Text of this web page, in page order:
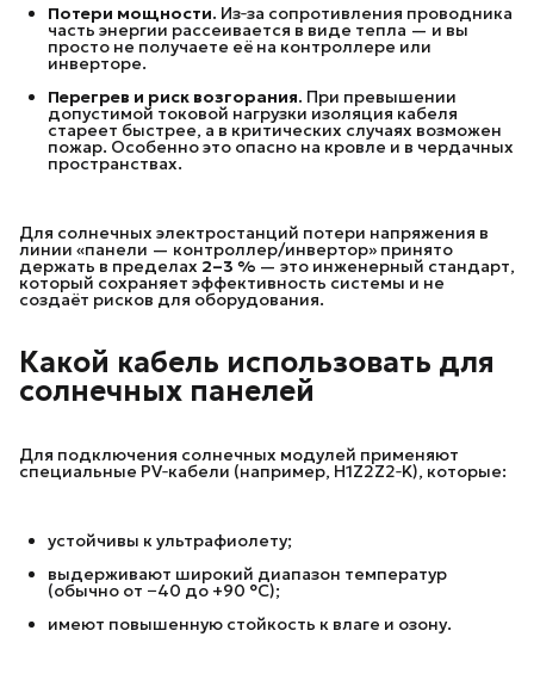
Потери мощности. Из‑за сопротивления проводника
часть энергии рассеивается в виде тепла — и вы
просто не получаете её на контроллере или
инверторе.
Перегрев и риск возгорания. При превышении
допустимой токовой нагрузки изоляция кабеля
стареет быстрее, а в критических случаях возможен
пожар. Особенно это опасно на кровле и в чердачных
пространствах.
Для солнечных электростанций потери напряжения в
линии «панели — контроллер/инвертор» принято
держать в пределах 2–3 % — это инженерный стандарт,
который сохраняет эффективность системы и не
создаёт рисков для оборудования.
Какой кабель использовать для
солнечных панелей
Для подключения солнечных модулей применяют
специальные PV‑кабели (например, H1Z2Z2‑K), которые:
устойчивы к ультрафиолету;
выдерживают широкий диапазон температур
(обычно от −40 до +90 °C);
имеют повышенную стойкость к влаге и озону.